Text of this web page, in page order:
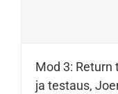
Mod 3: Return
ja testaus,